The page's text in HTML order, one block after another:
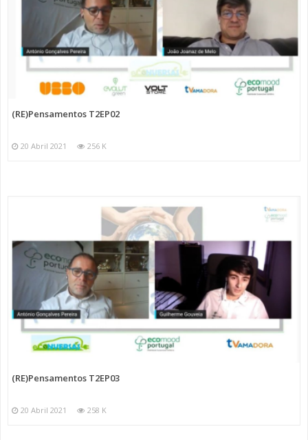
(RE)Pensamentos T2EP02
20 Abril 2021 256 K
(RE)Pensamentos T2EP03
20 Abril 2021 258 K